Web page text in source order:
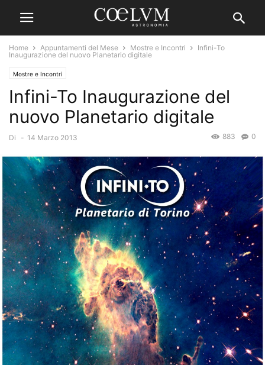
Home Appuntamenti del Mese Mostre e Incontri
Infini-To
Inaugurazione del nuovo Planetario digitale
Mostre e Incontri
Infini-To Inaugurazione del
nuovo Planetario digitale
Di - 14 Marzo 2013 0
883